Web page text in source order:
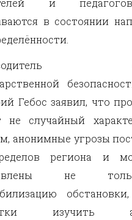
в состоянии
Гебос заявил, что
не случайный
анонимные угрозы
региона и
не
изучить